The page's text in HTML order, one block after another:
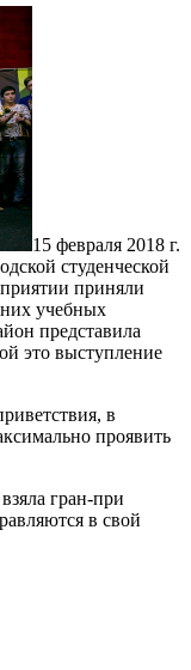
15 февраля 2018 г.
студенческой
приняли
учебных
представила
это выступление
в
проявить
гран-при
в свой